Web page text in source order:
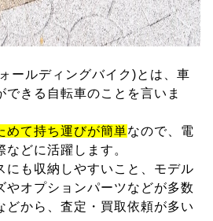
ールディングバイク)とは、車
できる自転車のことを言いま
めて持ち運びが簡単なので、電
どに活躍します。
にも収納しやすいこと、モデル
やオプションパーツなどが多数
どから、査定・買取依頼が多い